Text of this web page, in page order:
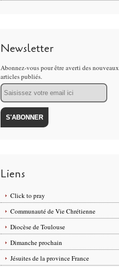
Newsletter
Abonnez-vous pour être averti des nouveaux
articles publiés.
Email
Liens
Click to pray
Communauté de Vie Chrétienne
Diocèse de Toulouse
Dimanche prochain
Jésuites de la province France